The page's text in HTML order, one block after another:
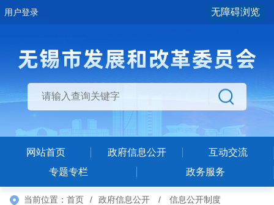
用户登录 无障碍浏览
网站首页 政府信息公开
互动交流
专题专栏
政务服务
当前位置： 首页 / 政府信息公开 / 信息公开制度